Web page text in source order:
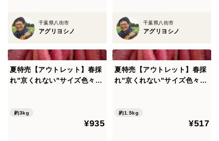
涎ものの一品です。
是非、ご賞味ください😋
【色は？】
鮮やかな紅色で、金時にんじんと西洋にんじんの中間く
金時にんじんよりもやや赤味が少なくオレンジがかって
おり、西洋にんじんと比較すると赤っぽく見えます。
千葉県八街市
アグリヨシノ
千葉県八街市
アグリヨシノ
夏特売【アウトレット】春採
れ"京くれない"サイズ色々☆
約3kg
¥935
夏特売【アウトレット】春採
れ"京くれない"サイズ色々☆
約1.5kg
¥517